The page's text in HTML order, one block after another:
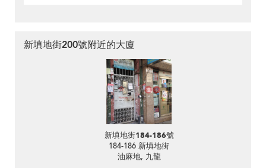
新填地街200號附近的大廈
新填地街184-186號
184-186 新填地街
油麻地, 九龍